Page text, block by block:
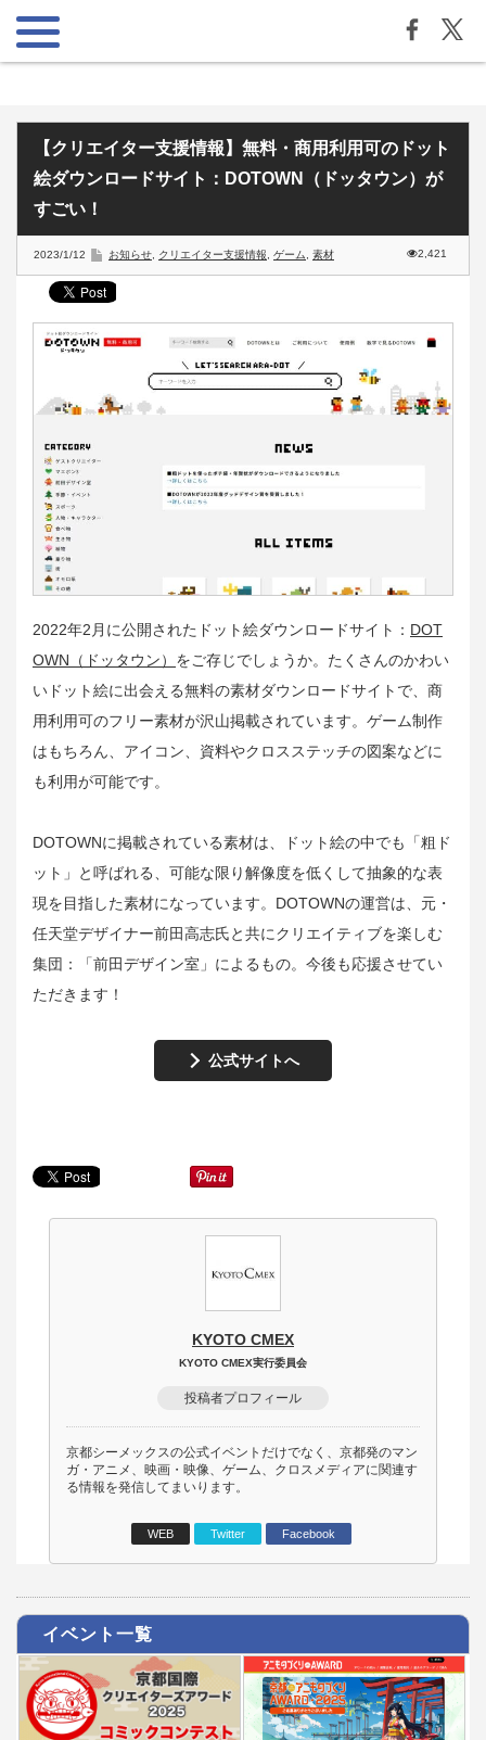
【クリエイター支援情報】無料・商用利用可のドット
絵ダウンロードサイト：DOTOWN（ドッタウン）が
すごい！
2023/1/12 お知らせ クリエイター支援情報 ゲーム 素材 2,421
2022年2月に公開されたドット絵ダウンロードサイト： DOT
OWN（ドッタウン） をご存じでしょうか。たくさんのかわい
いドット絵に出会える無料の素材ダウンロードサイトで、商
用利用可のフリー素材が沢山掲載されています。ゲーム制作
はもちろん、アイコン、資料やクロスステッチの図案などに
も利用が可能です。
DOTOWNに掲載されている素材は、ドット絵の中でも「粗ド
ット」と呼ばれる、可能な限り解像度を低くして抽象的な表
現を目指した素材になっています。DOTOWNの運営は、元・
任天堂デザイナー前田高志氏と共にクリエイティブを楽しむ
集団：「前田デザイン室」によるもの。今後も応援させてい
ただきます！
公式サイトへ
KYOTO CMEX
KYOTO CMEX実行委員会
投稿者プロフィール
京都シーメックスの公式イベントだけでなく、京都発のマン
ガ・アニメ、映画・映像、ゲーム、クロスメディアに関連す
る情報を発信してまいります。
WEB Twitter Facebook
イベント一覧